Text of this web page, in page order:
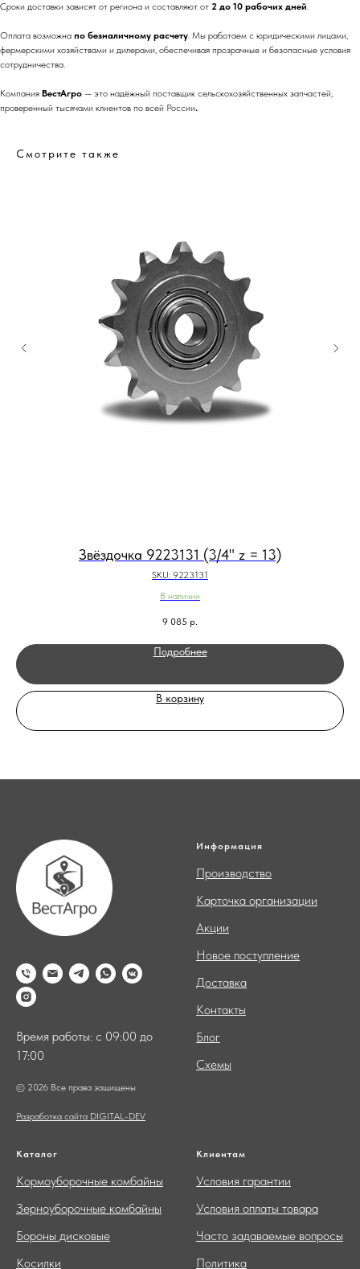
Сроки доставки зависят от региона и составляют от 2 до 10 рабочих дней.
Оплата возможна по безналичному расчету. Мы работаем с юридическими лицами,
фермерскими хозяйствами и дилерами, обеспечивая прозрачные и безопасные условия
сотрудничества.
Компания ВестАгро — это надёжный поставщик сельскохозяйственных запчастей,
проверенный тысячами клиентов по всей России.
Смотрите также
Звёздочка 9223131 (3/4" z = 13)
SKU: 9223131
В наличии
9 085 р.
Подробнее
В корзину
Время работы: с 09:00 до
17:00
© 2026 Все права защищены
Разработка сайта DIGITAL-DEV
Информация
Производство
Карточка организации
Акции
Новое поступление
Доставка
Контакты
Блог
Схемы
Каталог
Кормоуборочные комбайны
Зерноуборочные комбайны
Бороны дисковые
Косилки
Клиентам
Условия гарантии
Условия оплаты товара
Часто задаваемые вопросы
Политика